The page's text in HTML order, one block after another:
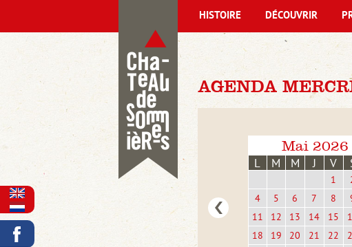
AGENDA
Mai 2026
L M M J V
1
4
5 6 7 8
11
12 13 14 15
18
19 20 21 22
HISTOIRE DÉCOUVRIR